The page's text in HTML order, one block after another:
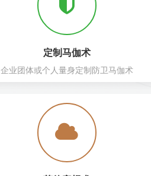
定制马伽术
企业团体或个人量身定制防卫马伽术